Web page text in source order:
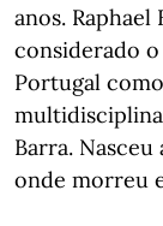
anos.
considerado
Portugal
Barra. Nasceu
onde morreu